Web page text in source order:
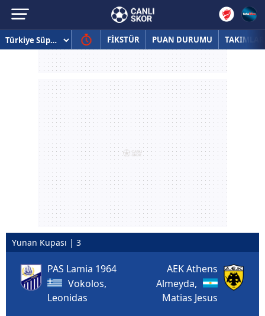
FİKSTÜR PUAN DURUMU TAKIMLAR
Yunan Kupası | 3
PAS Lamia 1964
Vokolos,
Leonidas
AEK Athens
Almeyda,
Matias Jesus